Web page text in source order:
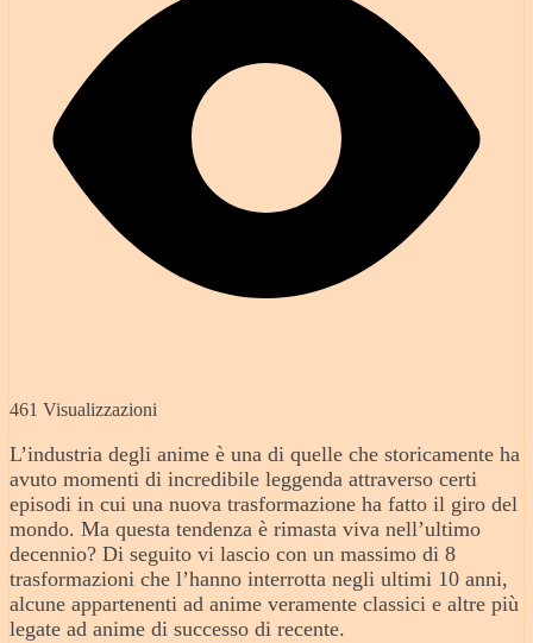
461 Visualizzazioni
L’industria degli anime è una di quelle che storicamente ha
avuto momenti di incredibile leggenda attraverso certi
episodi in cui una nuova trasformazione ha fatto il giro del
mondo. Ma questa tendenza è rimasta viva nell’ultimo
decennio? Di seguito vi lascio con un massimo di 8
trasformazioni che l’hanno interrotta negli ultimi 10 anni,
alcune appartenenti ad anime veramente classici e altre più
legate ad anime di successo di recente.